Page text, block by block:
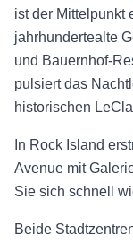
ist der Mittelpunkt
jahrhundertealte
und Bauernhof-
pulsiert das
historischen
In Rock Island
Avenue mit
Sie sich schnell
Beide